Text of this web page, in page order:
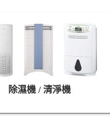
除濕機 / 清淨機